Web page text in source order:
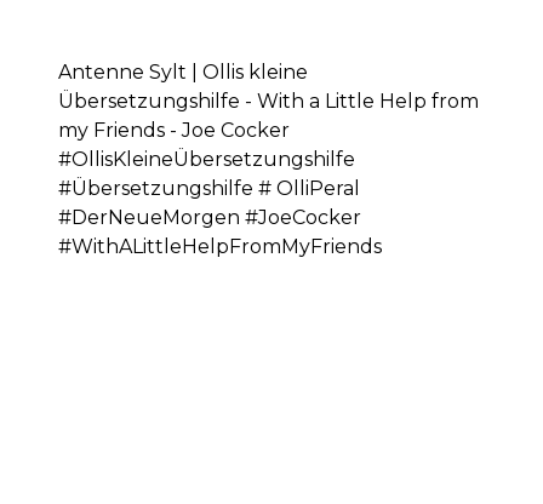
Antenne Sylt | Ollis kleine
Übersetzungshilfe - With a Little Help from
my Friends - Joe Cocker
#OllisKleineÜbersetzungshilfe
#Übersetzungshilfe # OlliPeral
#DerNeueMorgen #JoeCocker
#WithALittleHelpFromMyFriends